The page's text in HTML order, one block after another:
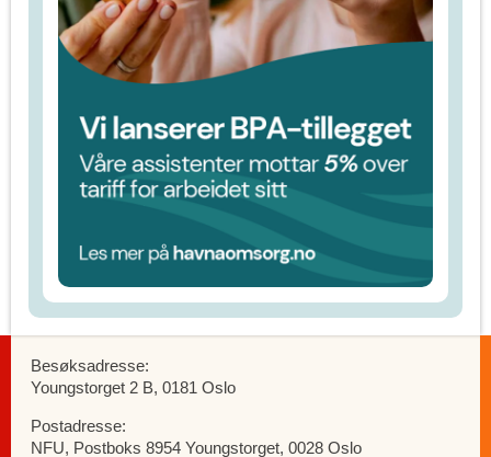
Besøksadresse:
Youngstorget 2 B, 0181 Oslo
Postadresse:
NFU, Postboks 8954 Youngstorget, 0028 Oslo